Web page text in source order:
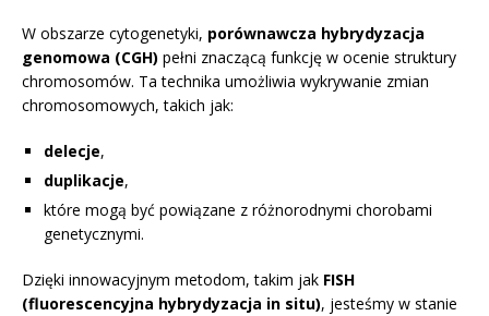
W obszarze cytogenetyki, porównawcza hybrydyzacja
genomowa (CGH) pełni znaczącą funkcję w ocenie struktury
chromosomów. Ta technika umożliwia wykrywanie zmian
chromosomowych, takich jak:
delecje,
duplikacje,
które mogą być powiązane z różnorodnymi chorobami
genetycznymi.
Dzięki innowacyjnym metodom, takim jak FISH
(fluorescencyjna hybrydyzacja in situ), jesteśmy w stanie